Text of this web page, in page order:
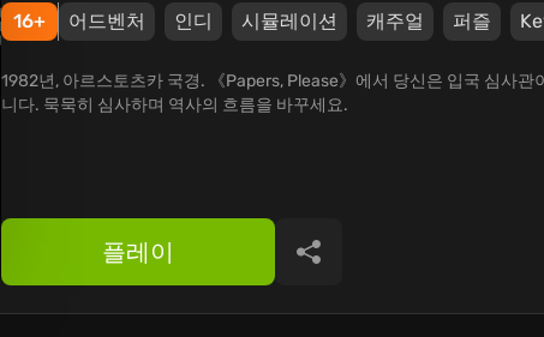
16+ 어드벤처 인디 시뮬레이션 캐주얼 퍼즐
1982년, 아르스토츠카 국경. 《Papers, Please》에서 당신은 입국 심사
니다. 묵묵히 심사하며 역사의 흐름을 바꾸세요.
플레이 공유